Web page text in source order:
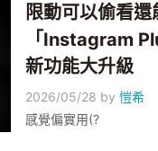
限動可以偷看
「Instagram
新功能大升級
2026/05/28 by愷希
感覺偏實用(?